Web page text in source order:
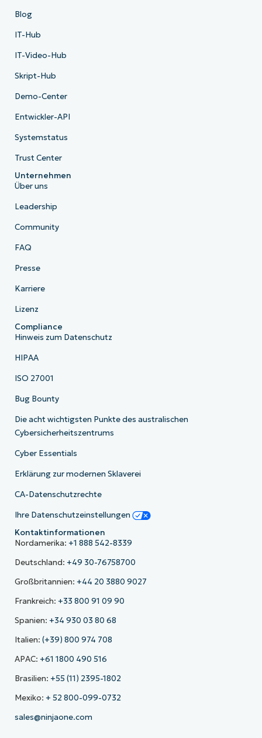
Blog
IT-Hub
IT-Video-Hub
Skript-Hub
Demo-Center
Entwickler-API
Systemstatus
Trust Center
Unternehmen
Über uns
Leadership
Community
FAQ
Presse
Karriere
Lizenz
Compliance
Hinweis zum Datenschutz
HIPAA
ISO 27001
Bug Bounty
Die acht wichtigsten Punkte des australischen
Cybersicherheitszentrums
Cyber Essentials
Erklärung zur modernen Sklaverei
CA-Datenschutzrechte
Ihre Datenschutzeinstellungen
Kontaktinformationen
Nordamerika: +1 888 542-8339
Deutschland: +49 30-76758700
Großbritannien: +44 20 3880 9027
Frankreich: +33 800 91 09 90
Spanien: +34 930 03 80 68
Italien: (+39) 800 974 708
APAC: +61 1800 490 516
Brasilien: +55 (11) 2395-1802
Mexiko: + 52 800-099-0732
sales@ninjaone.com